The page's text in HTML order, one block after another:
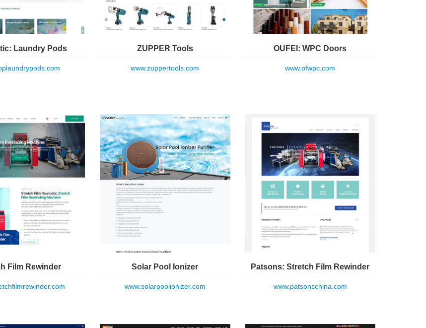
Laundry Pods ZUPPER Tools
www.zuppertools.com
OUFEI: WPC Doors
www.ofwpc.com
Film Rewinder Solar Pool Ionizer
www.solarpoolionizer.com
Patsons: Stretch Film Rewinder
www.patsonschina.com